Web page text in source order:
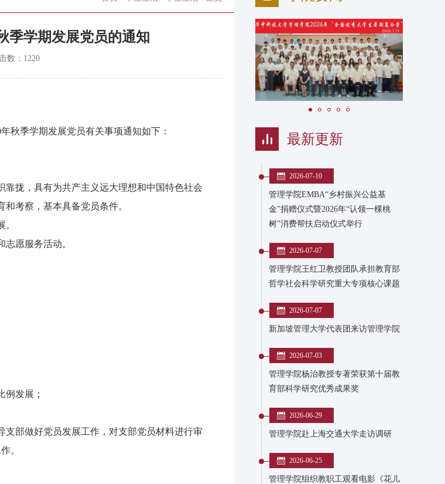
季学期发展党员的通知
数： 1220
秋季学期发展党员有关事项通知如下：
拢，具有为共产主义远大理想和中国特色社会
考察，基本具备党员条件。
愿服务活动。
例发展；
部做好党员发展工作，对支部党员材料进行审
。
最新更新
2026-07-10
管理学院EMBA“乡村振兴公益基
金”捐赠仪式暨2026年“认领一棵桃
树”消费帮扶启动仪式举行
2026-07-07
管理学院王红卫教授团队承担教育部
哲学社会科学研究重大专项核心课题
2026-07-07
新加坡管理大学代表团来访管理学院
2026-07-03
管理学院杨治教授专著荣获第十届教
育部科学研究优秀成果奖
2026-06-29
管理学院赴上海交通大学走访调研
2026-06-25
管理学院组织教职工观看电影《花儿